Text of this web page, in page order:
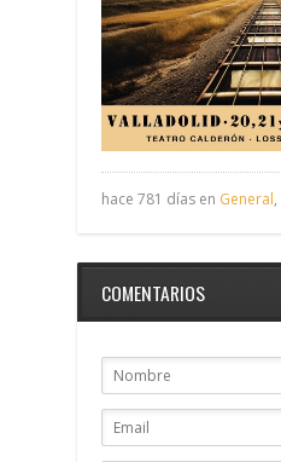
hace 781 días en General,
COMENTARIOS